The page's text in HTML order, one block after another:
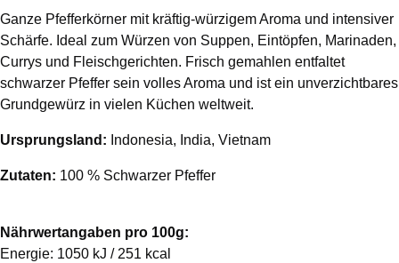
Ganze Pfefferkörner mit kräftig-würzigem Aroma und intensiver
Schärfe. Ideal zum Würzen von Suppen, Eintöpfen, Marinaden,
Currys und Fleischgerichten. Frisch gemahlen entfaltet
schwarzer Pfeffer sein volles Aroma und ist ein unverzichtbares
Grundgewürz in vielen Küchen weltweit.
Ursprungsland: Indonesia, India, Vietnam
Zutaten: 100 % Schwarzer Pfeffer
Nährwertangaben pro 100g:
Energie: 1050 kJ / 251 kcal